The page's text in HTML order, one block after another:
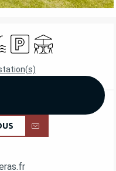
ParkingTerrasse